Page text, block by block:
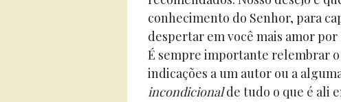
conhecimento do Senhor, para
despertar em você mais amor por
É sempre importante relembrar
indicações a um autor ou a
incondicionalde tudo o que é ali